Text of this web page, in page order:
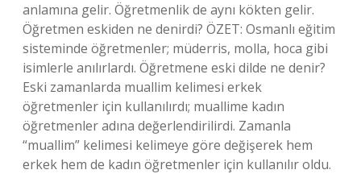
anlamına gelir. Öğretmenlik de aynı kökten gelir.
Öğretmen eskiden ne denirdi? ÖZET: Osmanlı eğitim
sisteminde öğretmenler; müderris, molla, hoca gibi
isimlerle anılırlardı. Öğretmene eski dilde ne denir?
Eski zamanlarda muallim kelimesi erkek
öğretmenler için kullanılırdı; muallime kadın
öğretmenler adına değerlendirilirdi. Zamanla
“muallim” kelimesi kelimeye göre değişerek hem
erkek hem de kadın öğretmenler için kullanılır oldu.